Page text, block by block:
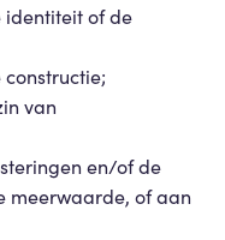
of de
van
en/of de
meerwaarde, of aan